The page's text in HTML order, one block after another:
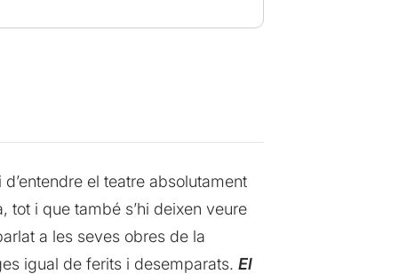
el teatre absolutament
tot i que també s’hi deixen veure
a les seves obres de la
igual de ferits i desemparats. El